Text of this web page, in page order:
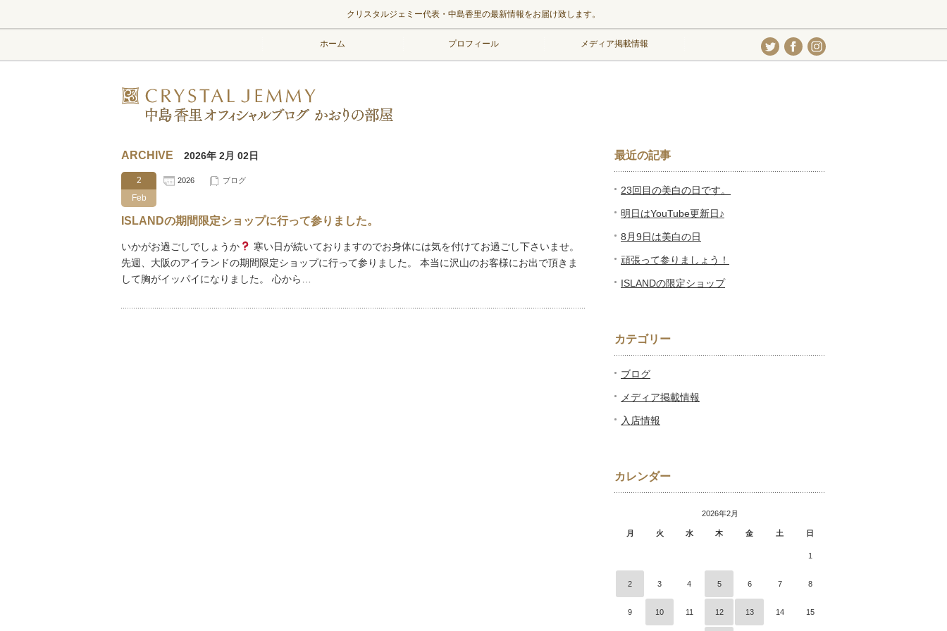
クリスタルジェミー代表・中島香里の最新情報をお届け致します。
ホーム プロフィール メディア掲載情報
ARCHIVE 2026年 2月 02日
2
Feb
2026 ブログ
ISLANDの期間限定ショップに行って参りました。
いかがお過ごしでしょうか
寒い日が続いておりますのでお身体には気を付けてお過ごし下さいませ。
先週、大阪のアイランドの期間限定ショップに行って参りました。 本当に沢山のお客様にお出で頂きま
して胸がイッパイになりました。 心から…
最近の記事
23回目の美白の日です。
明日はYouTube更新日♪
8月9日は美白の日
頑張って参りましょう！
ISLANDの限定ショップ
カテゴリー
ブログ
メディア掲載情報
入店情報
カレンダー
2026年2月
月 火 水 木 金 土 日
1
2 3 4 5 6 7 8
9 10 11 12 13 14 15